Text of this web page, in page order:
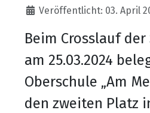
Details
Veröffentlicht: 03. April
Beim Crosslauf der
am 25.03.2024
Oberschule „Am
den zweiten Platz